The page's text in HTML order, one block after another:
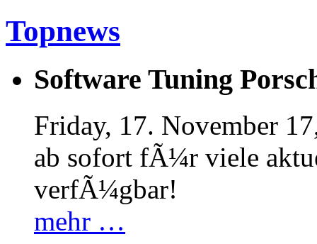
Topnews
Software Tuning
Friday, 17. November
ab sofort fÃ¼r viele
verfÃ¼gbar!
mehr …